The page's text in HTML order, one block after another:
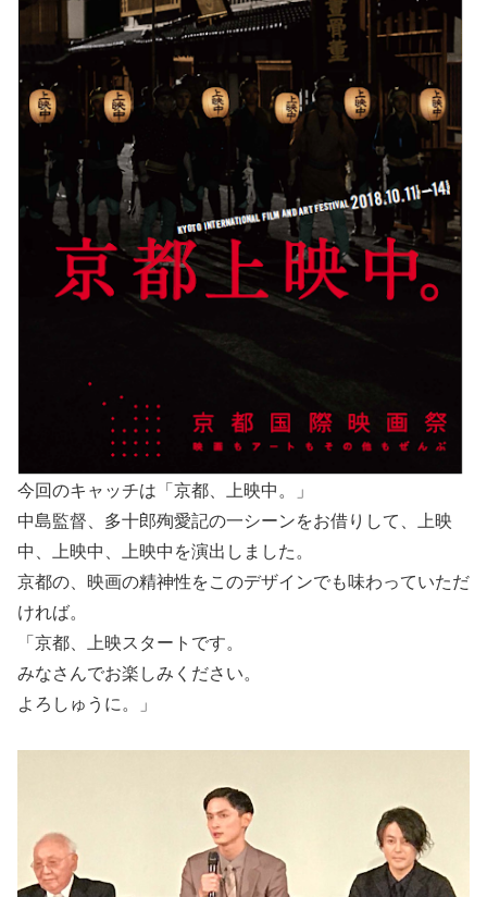
今回のキャッチは「京都、上映中。」
中島監督、多十郎殉愛記の一シーンをお借りして、上映
中、上映中、上映中を演出しました。
京都の、映画の精神性をこのデザインでも味わっていただ
ければ。
「京都、上映スタートです。
みなさんでお楽しみください。
よろしゅうに。」